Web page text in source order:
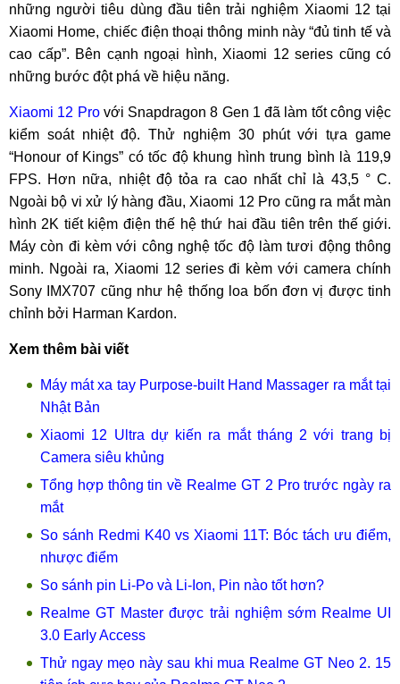
những người tiêu dùng đầu tiên trải nghiệm Xiaomi 12 tại
Xiaomi Home, chiếc điện thoại thông minh này “đủ tinh tế và
cao cấp”. Bên cạnh ngoại hình, Xiaomi 12 series cũng có
những bước đột phá về hiệu năng.
Xiaomi 12 Provới Snapdragon 8 Gen 1 đã làm tốt công việc
kiểm soát nhiệt độ. Thử nghiệm 30 phút với tựa game
“Honour of Kings” có tốc độ khung hình trung bình là 119,9
FPS. Hơn nữa, nhiệt độ tỏa ra cao nhất chỉ là 43,5 ° C.
Ngoài bộ vi xử lý hàng đầu, Xiaomi 12 Pro cũng ra mắt màn
hình 2K tiết kiệm điện thế hệ thứ hai đầu tiên trên thế giới.
Máy còn đi kèm với công nghệ tốc độ làm tươi động thông
minh. Ngoài ra, Xiaomi 12 series đi kèm với camera chính
Sony IMX707 cũng như hệ thống loa bốn đơn vị được tinh
chỉnh bởi Harman Kardon.
Xem thêm bài viết
Máy mát xa tay Purpose-built Hand Massager ra mắt tại
Nhật Bản
Xiaomi 12 Ultra dự kiến ra mắt tháng 2 với trang bị
Camera siêu khủng
Tổng hợp thông tin về Realme GT 2 Pro trước ngày ra
mắt
So sánh Redmi K40 vs Xiaomi 11T: Bóc tách ưu điểm,
nhược điểm
So sánh pin Li-Po và Li-Ion, Pin nào tốt hơn?
Realme GT Master được trải nghiệm sớm Realme UI
3.0 Early Access
Thử ngay mẹo này sau khi mua Realme GT Neo 2. 15